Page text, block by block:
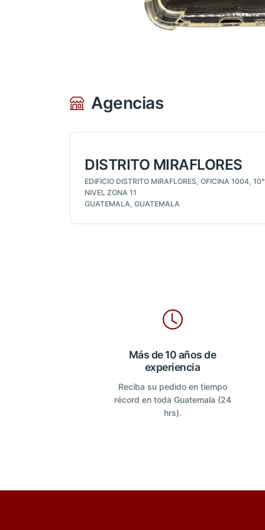
Agencias
DISTRITO MIRAFLORES
EDIFICIO DISTRITO MIRAFLORES, OFICINA 1004, 10°
NIVEL ZONA 11
GUATEMALA, GUATEMALA
Más de 10 años de
experiencia
Reciba su pedido en tiempo
récord en toda Guatemala (24
hrs).